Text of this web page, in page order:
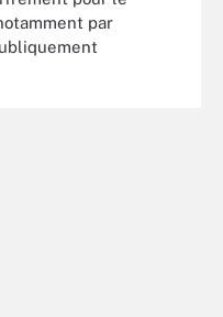
par